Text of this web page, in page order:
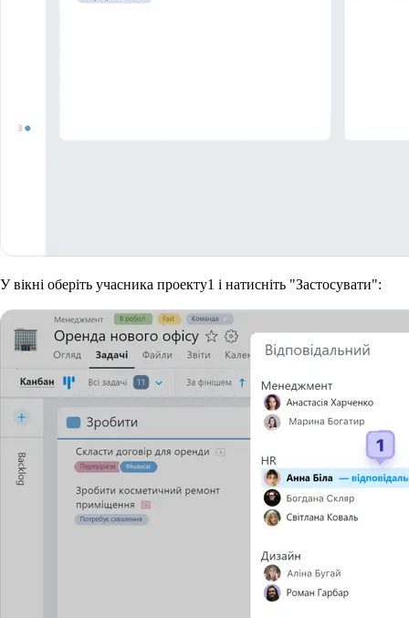
У вікні оберіть учасника проекту1 і натисніть "Застосувати":